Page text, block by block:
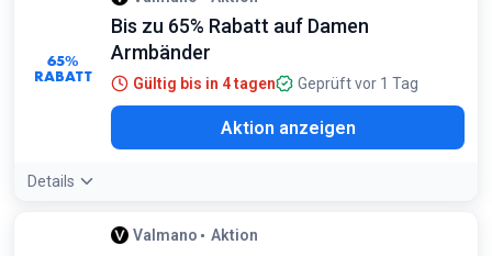
65%
RABATT
Bis zu 65% Rabatt auf Damen
Armbänder
Gültig bis in 4 tagen Geprüft vor 1 Tag
Aktion anzeigen
Details
Valmano Aktion